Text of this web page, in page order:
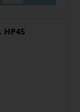
HP45